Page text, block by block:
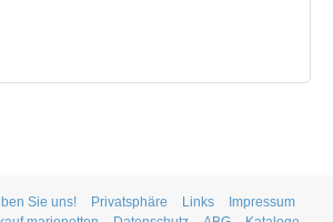
Sie uns! Privatsphäre Links
Impressum